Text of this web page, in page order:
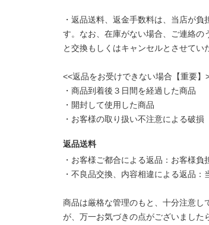
・返品送料、返金手数料は、当店が負
す。なお、在庫がない場合、ご連絡の
と交換もしくはキャンセルとさせてい
<<返品をお受けできない場合【重要】
・商品到着後３日間を経過した商品
・開封して使用した商品
・お客様の取り扱い不注意による破損
返品送料
・お客様ご都合による返品：お客様負
・不良品交換、内容相違による返品：
商品は厳格な管理のもと、十分注意し
が、万一お気づきの点がございました